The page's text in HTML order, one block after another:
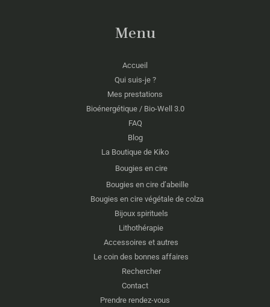
Menu
Accueil
Qui suis-je ?
Mes prestations
Bioénergétique / Bio-Well 3.0
FAQ
Blog
La Boutique de Kiko
Bougies en cire
Bougies en cire d’abeille
Bougies en cire végétale de colza
Bijoux spirituels
Lithothérapie
Accessoires et autres
Le coin des bonnes affaires
Rechercher
Contact
Prendre rendez-vous